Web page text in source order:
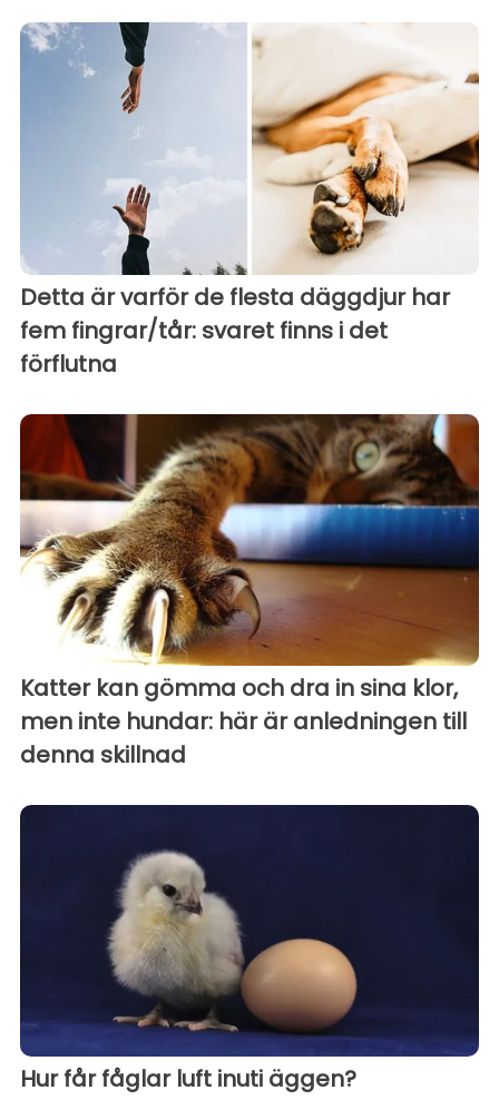
Detta är varför de flesta däggdjur har
fem fingrar/tår: svaret finns i det
förflutna
Katter kan gömma och dra in sina klor,
men inte hundar: här är anledningen till
denna skillnad
Hur får fåglar luft inuti äggen?